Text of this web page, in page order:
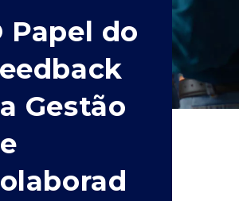
Papel do
Gestão